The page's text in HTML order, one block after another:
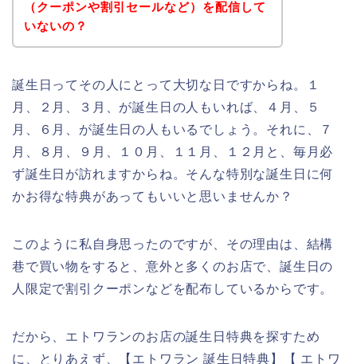
（クーポンや割引セールなど）を配信して
いないの？
誕生日ってその人にとって大切な日ですからね。１
月、２月、３月、が誕生日の人もいれば、４月、５
月、６月、が誕生日の人もいるでしょう。それに、７
月、８月、９月、１０月、１１月、１２月と、毎月必
ず誕生日が訪れますからね。そんな特別な誕生日に何
かお得な特典があってもいいと思いませんか？
このように私自身思ったのですが、その理由は、結構
巷で買い物をすると、意外と多くのお店で、誕生日の
人限定で割引クーポンなどを配布しているからです。
だから、エトワランのお店の誕生日特典を探すため
に、とりあえず、【エトワラン 誕生日特典】【 エトワ